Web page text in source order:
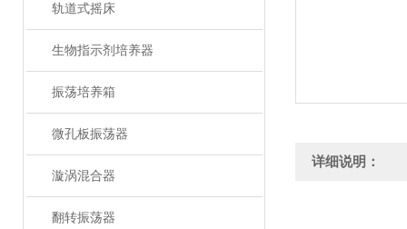
轨道式摇床
生物指示剂培养器
振荡培养箱
微孔板振荡器
漩涡混合器
翻转振荡器
详细说明：